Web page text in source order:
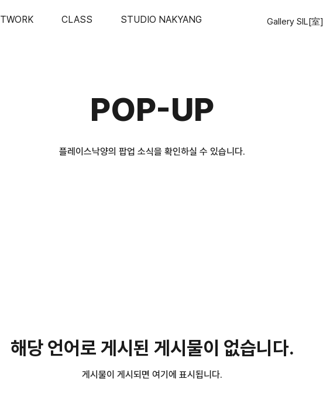
CLASS STUDIO NAKYANG Gallery SIL[室]
POP-UP
​플레이스낙양의 팝업 소식을 확인하실 수 있습니다.
해당 언어로 게시된 게시물이 없습니다.
게시물이 게시되면 여기에 표시됩니다.